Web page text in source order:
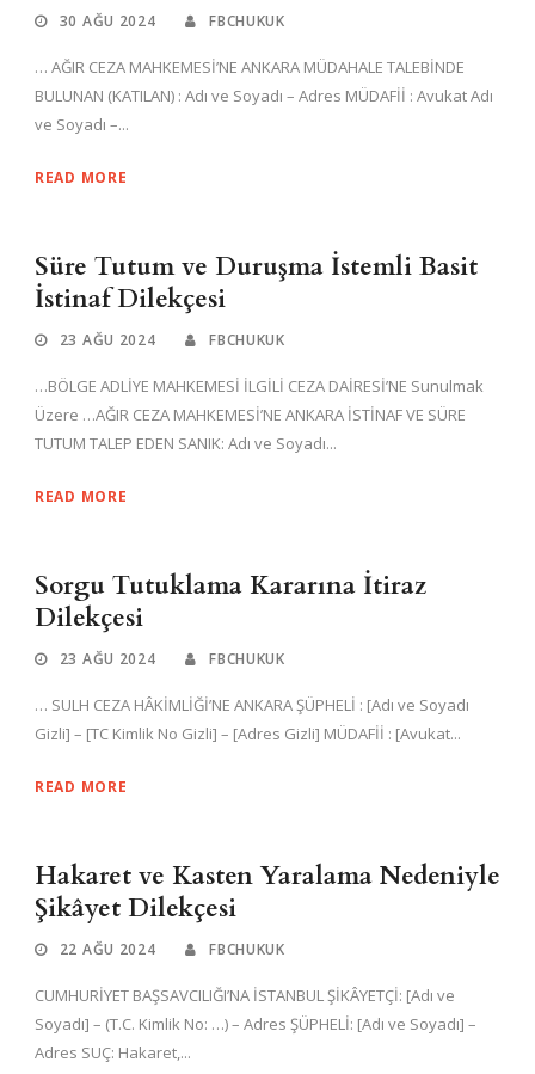
30 AĞU 2024 FBCHUKUK
… AĞIR CEZA MAHKEMESİ’NE ANKARA MÜDAHALE TALEBİNDE
BULUNAN (KATILAN) : Adı ve Soyadı – Adres MÜDAFİİ : Avukat Adı
ve Soyadı –...
READ MORE
Süre Tutum ve Duruşma İstemli Basit
İstinaf Dilekçesi
23 AĞU 2024 FBCHUKUK
…BÖLGE ADLİYE MAHKEMESİ İLGİLİ CEZA DAİRESİ’NE Sunulmak
Üzere …AĞIR CEZA MAHKEMESİ’NE ANKARA İSTİNAF VE SÜRE
TUTUM TALEP EDEN SANIK: Adı ve Soyadı...
READ MORE
Sorgu Tutuklama Kararına İtiraz
Dilekçesi
23 AĞU 2024 FBCHUKUK
… SULH CEZA HÂKİMLİĞİ’NE ANKARA ŞÜPHELİ : [Adı ve Soyadı
Gizli] – [TC Kimlik No Gizli] – [Adres Gizli] MÜDAFİİ : [Avukat...
READ MORE
Hakaret ve Kasten Yaralama Nedeniyle
Şikâyet Dilekçesi
22 AĞU 2024 FBCHUKUK
CUMHURİYET BAŞSAVCILIĞI’NA İSTANBUL ŞİKÂYETÇİ: [Adı ve
Soyadı] – (T.C. Kimlik No: …) – Adres ŞÜPHELİ: [Adı ve Soyadı] –
Adres SUÇ: Hakaret,...